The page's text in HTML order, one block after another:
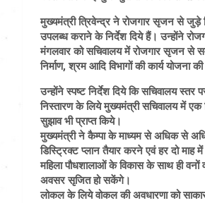
मुख्यमंत्री त्रिवेन्द्र ने रोजगार सृजन से जुड़े
उपलब्ध कराने के निर्देश दिये हैं। उन्होंने
मंगलवार को सचिवालय में रोजगार सृजन से
निर्माण, श्रम आदि विभागों की कार्य योजना की
उन्होंने स्पष्ट निर्देश दिये कि सचिवालय
निस्तारण के लिये मुख्यमंत्री सचिवालय में
सुझाव भी प्राप्त किये।
मुख्यमंत्री ने कैम्पा के माध्यम से अधिक से
डिस्ट्रिक्ट प्लान तैयार करने एवं हर दो माह
महिला पौधशालाओं के विकास के साथ ही
अवसर सृजित हो सकेंगे।
लोकल के लिये वोकल की अवधारणा को